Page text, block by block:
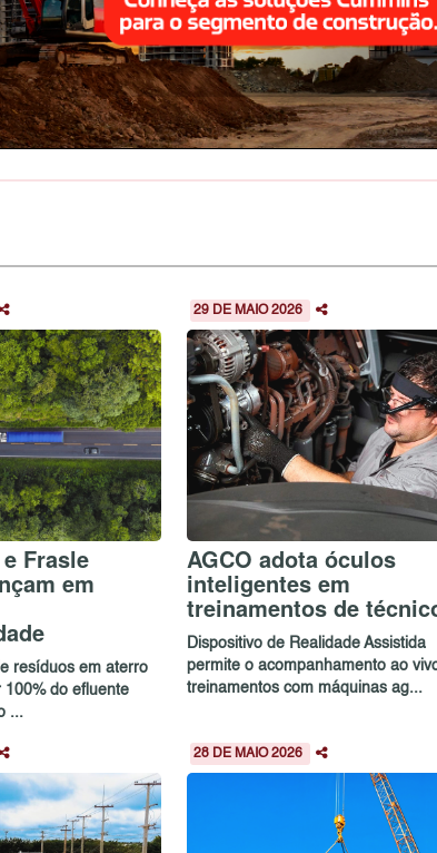
Frasle
em
resíduos em aterro
100% do efluente
...
29 DE MAIO 2026
AGCO adota óculos
inteligentes em
treinamentos de
Dispositivo de Realidade Assistida
permite o acompanhamento ao
treinamentos com máquinas ag...
28 DE MAIO 2026